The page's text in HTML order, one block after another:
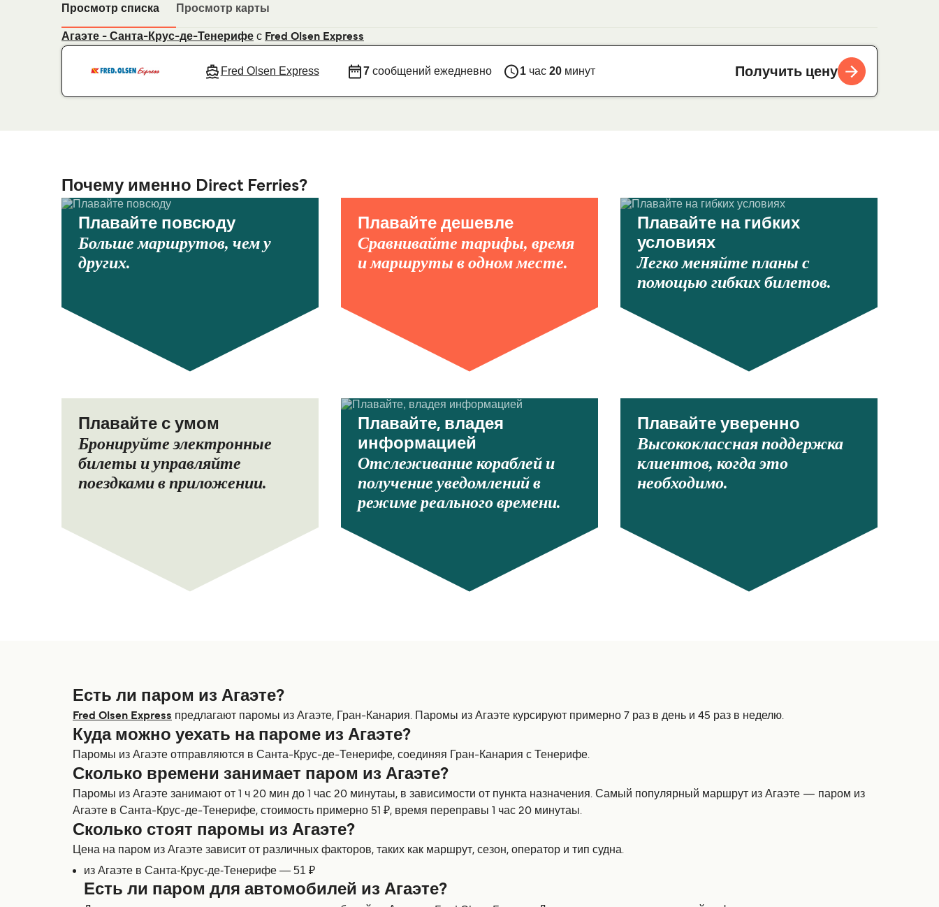
Просмотр списка Просмотр карты
Агаэте - Санта-Крус-де-Тенерифе с Fred Olsen Express
Fred Olsen Express 7сообщений ежедневно 1час 20минут Получить цену
Почему именно Direct Ferries?
Плавайте повсюду
Больше маршрутов, чем у
других.
Плавайте дешевле
Сравнивайте тарифы, время
и маршруты в одном месте.
Плавайте на гибких
условиях
Легко меняйте планы с
помощью гибких билетов.
Плавайте с умом
Бронируйте электронные
билеты и управляйте
поездками в приложении.
Плавайте, владея
информацией
Отслеживание кораблей и
получение уведомлений в
режиме реального времени.
Плавайте уверенно
Высококлассная поддержка
клиентов, когда это
необходимо.
Есть ли паром из Агаэте?
Fred Olsen Express предлагают паромы из Агаэте, Гран-Канария. Паромы из Агаэте курсируют примерно 7 раз в день и 45 раз в неделю.
Куда можно уехать на пароме из Агаэте?
Паромы из Агаэте отправляются в Санта-Крус-де-Тенерифе, соединяя Гран-Канария с Тенерифе.
Сколько времени занимает паром из Агаэте?
Паромы из Агаэте занимают от 1 ч 20 мин до 1 час 20 минутаы, в зависимости от пункта назначения. Самый популярный маршрут из Агаэте — паром из
Агаэте в Санта-Крус-де-Тенерифе, стоимость примерно 51 ₽, время переправы 1 час 20 минутаы.
Сколько стоят паромы из Агаэте?
Цена на паром из Агаэте зависит от различных факторов, таких как маршрут, сезон, оператор и тип судна.
из Агаэте в Санта-Крус-де-Тенерифе — 51 ₽
Есть ли паром для автомобилей из Агаэте?